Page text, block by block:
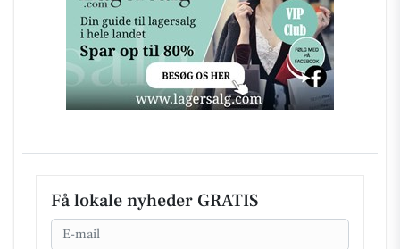
Få lokale nyheder GRATIS
Email